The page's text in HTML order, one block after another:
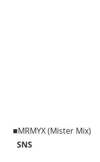
■MRMYX (Mister Mix)
SNS